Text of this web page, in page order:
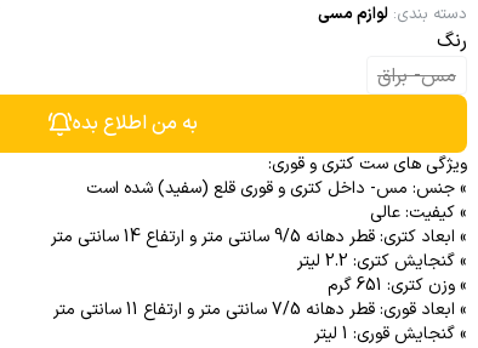
دسته بندی: لوازم مسی
رنگ
مس- براق
به من اطلاع بده
ویژگی های ست کتری و قوری:
» جنس: مس- داخل کتری و قوری قلع (سفید) شده است
» کیفیت: عالی
» ابعاد کتری: قطر دهانه 9/5 سانتی متر و ارتفاع 14 سانتی متر
» گنجایش کتری: 2.2 لیتر
» وزن کتری: 651 گرم
» ابعاد قوری: قطر دهانه 7/5 سانتی متر و ارتفاع 11 سانتی متر
» گنجایش قوری: 1 لیتر